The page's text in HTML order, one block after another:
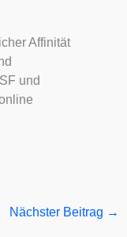
Affinität
und
Nächster Beitrag →